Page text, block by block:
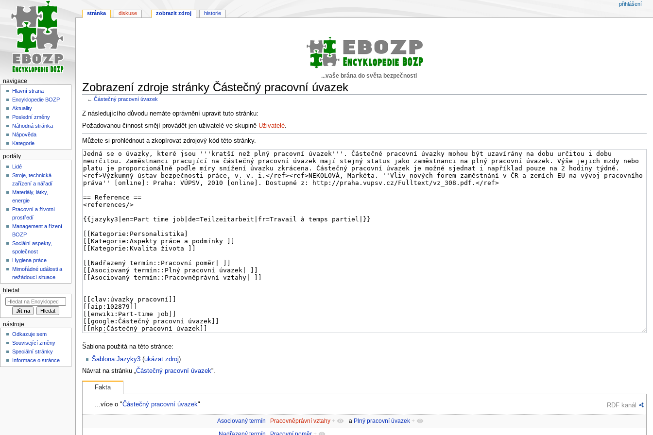
...vaše brána do světa bezpečnosti
Zobrazení zdroje stránky Částečný pracovní úvazek
←Částečný pracovní úvazek
Skočit
na
Skočit
na
Z následujícího důvodu nemáte oprávnění upravit tuto stránku:
Požadovanou činnost smějí provádět jen uživatelé ve skupině Uživatelé.
Můžete si prohlédnout a zkopírovat zdrojový kód této stránky.
Šablona použitá na této stránce:
Šablona:Jazyky3(ukázat zdroj)
Návrat na stránku „ Částečný pracovní úvazek“.
Fakta
...více o "Částečný pracovní úvazek" RDF kanál
Asociovaný termín Pracovněprávní vztahy + a Plný pracovní úvazek +
stránka diskuse zobrazit zdroj historie
přihlášení
navigace
Hlavní strana
Encyklopedie BOZP
Aktuality
Poslední změny
Náhodná stránka
Nápověda
Kategorie
portály
Lidé
Stroje, technická
zařízení a nářadí
Materiály, látky,
energie
Pracovní a životní
prostředí
Management a řízení
BOZP
Sociální aspekty,
společnost
Hygiena práce
Mimořádné události a
nežádoucí situace
hledat
nástroje
Odkazuje sem
Související změny
Speciální stránky
Informace o stránce